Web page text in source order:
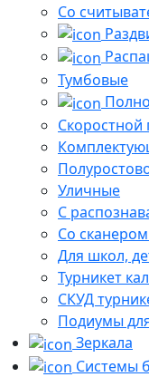
Со
Тумбовые
Скоростной
Уличные
С
Со
Для школ,
Турникет
СКУД
Подиумы
Зеркала
Системы